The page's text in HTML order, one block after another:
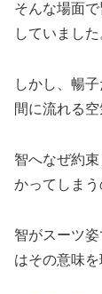
そんな場面
していました
しかし、暢
間に流れる空
智へなぜ約
かってしまう
智がスーツ
はその意味を